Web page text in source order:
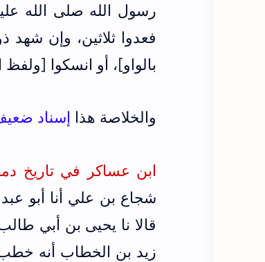
رسول الله صلى الله
فعدوا ثلاثين، وإن
بالواو]، أو انسكوا
والخلاصة هذا إسناد
ابن عساكر في تاريخ دمشق
شجاع بن علي أنا أبو
قالا نا يحيى بن أبي
زيد بن الخطاب أنه خطب